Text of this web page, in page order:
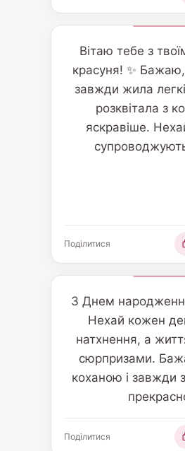
Вітаю тебе з
красуня! ✨
завжди жила
розквітала з
яскравіше.
Поділитися
З Днем
Нехай кожен
натхнення, а
сюрпризами.
коханою і завжди
Поділитися